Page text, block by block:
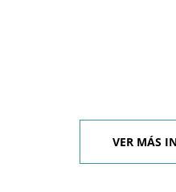
VER MÁS